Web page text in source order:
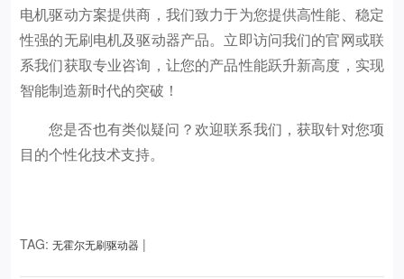
电机驱动方案提供商，我们致力于为您提供高性能、稳定
性强的无刷电机及驱动器产品。立即访问我们的官网或联
系我们获取专业咨询，让您的产品性能跃升新高度，实现
智能制造新时代的突破！
您是否也有类似疑问？欢迎联系我们，获取针对您项
目的个性化技术支持。
TAG: 无霍尔无刷驱动器 |